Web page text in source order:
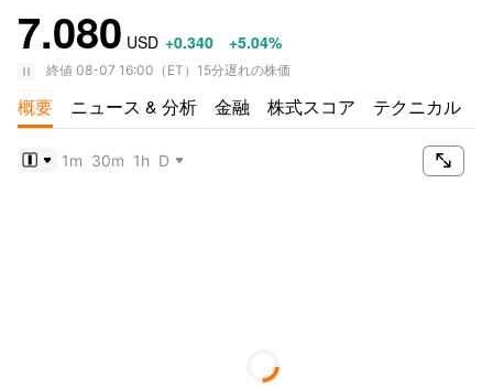
7.080 USD +0.340 +5.04%
終値 08-07 16:00 （ ET ） 15分遅れの株価
概要 ニュース & 分析 金融 株式スコア テクニカル

1m 30m 1h D